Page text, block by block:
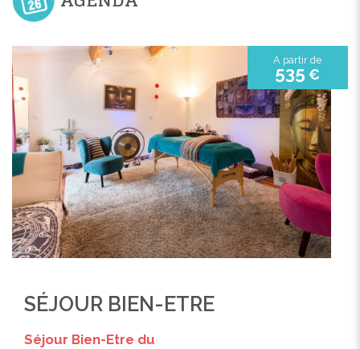
A partir de
535 €
SÉJOUR BIEN-ETRE
Séjour Bien-Etre du